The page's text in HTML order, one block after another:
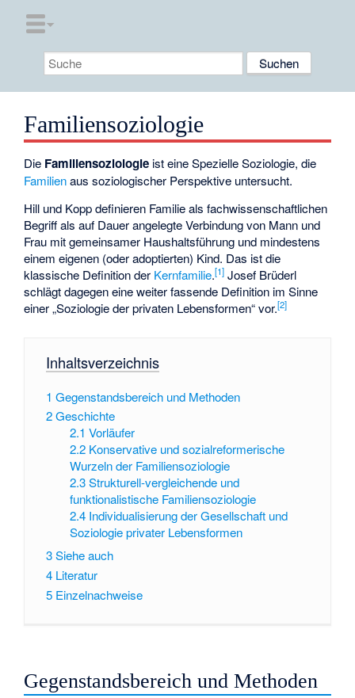
Familiensoziologie
Die Familiensoziologie ist eineSpezielle Soziologie, die
Familienaus soziologischer Perspektive untersucht.
Hill und Kopp definieren Familie als fachwissenschaftlichen
Begriff als auf Dauer angelegte Verbindung von Mann und
Frau mit gemeinsamer Haushaltsführung und mindestens
einem eigenen (oder adoptierten) Kind. Das ist die
klassische Definition der Kernfamilie.[1] Josef Brüderl
schlägt dagegen eine weiter fassende Definition im Sinne
einer „Soziologie der privaten Lebensformen“ vor.[2]
Inhaltsverzeichnis
1 Gegenstandsbereich und Methoden
2Geschichte
2.1 Vorläufer
2.2 Konservative und sozialreformerische
Wurzeln der Familiensoziologie
2.3 Strukturell-vergleichende und
funktionalistische Familiensoziologie
2.4 Individualisierung der Gesellschaft und
Soziologie privater Lebensformen
3Siehe auch
4 Literatur
5 Einzelnachweise
Gegenstandsbereich und Methoden